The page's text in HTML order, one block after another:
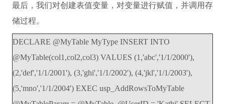
最后，我们对创建表值变量，对变量进行赋值，并调用存
储过程。
DECLARE @MyTable MyType INSERT INTO
@MyTable(col1,col2,col3) VALUES (1,'abc','1/1/2000'),
(2,'def','1/1/2001'), (3,'ghi','1/1/2002'), (4,'jkl','1/1/2003'),
(5,'mno','1/1/2004') EXEC usp_AddRowsToMyTable